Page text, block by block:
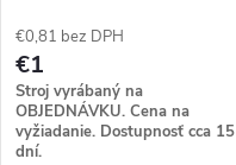
€0,81 bez DPH
€1
Stroj vyrábaný na
OBJEDNÁVKU. Cena na
vyžiadanie. Dostupnosť cca 15
dní.